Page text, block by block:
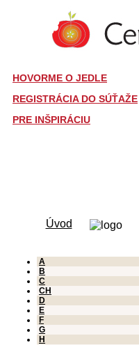
HOVORME O JEDLE
REGISTRÁCIA DO SÚŤAŽE
PRE INŠPIRÁCIU
Úvod
A
B
C
CH
D
E
F
G
H